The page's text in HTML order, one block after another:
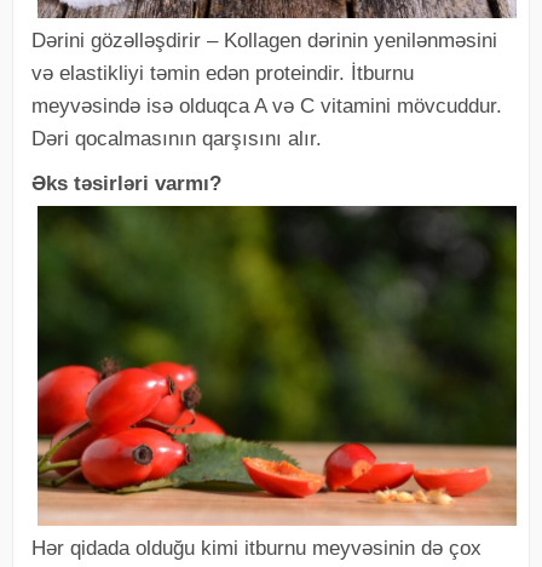
Dərini gözəlləşdirir – Kollagen dərinin yenilənməsini
və elastikliyi təmin edən proteindir. İtburnu
meyvəsində isə olduqca A və C vitamini mövcuddur.
Dəri qocalmasının qarşısını alır.
Əks təsirləri varmı?
Hər qidada olduğu kimi itburnu meyvəsinin də çox